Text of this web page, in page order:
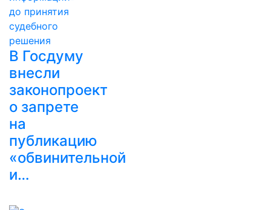
В Госдуму
внесли
законопроект
о запрете
на
публикацию
«обвинительной
и…